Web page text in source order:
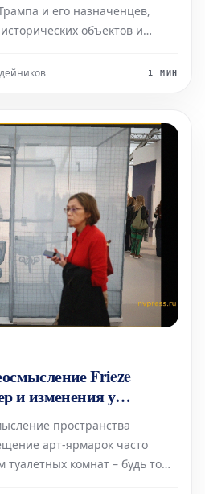
и его назначенцев,
объектов и
культурного наследия
1 МИН
Frieze
и изменения у
пространства
арт-ярмарок часто
туалетных комнат – будь то